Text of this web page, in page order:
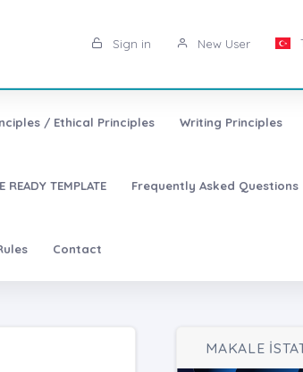
Sign in New User
/ Ethical Principles Writing Principles
READY TEMPLATE Frequently Asked Questions
Contact
MAKALE